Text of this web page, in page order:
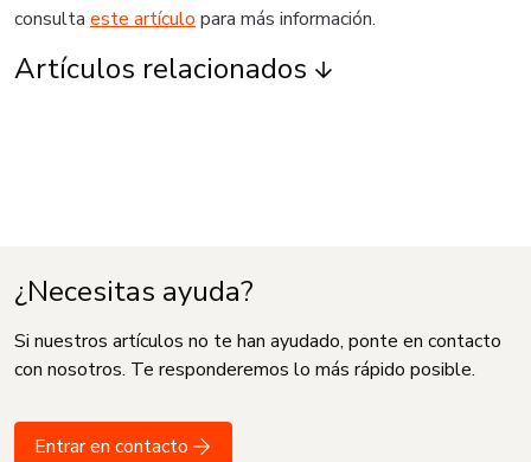
consulta este artículo para más información.
Artículos relacionados
¿Necesitas ayuda?
Si nuestros artículos no te han ayudado, ponte en contacto
con nosotros. Te responderemos lo más rápido posible.
Entrar en contacto